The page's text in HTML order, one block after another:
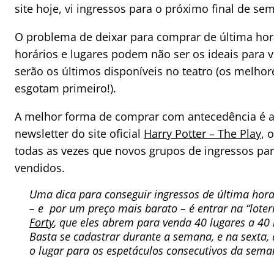
site hoje, vi ingressos para o próximo final de
O problema de deixar para comprar de última
horários e lugares podem não ser os ideais para
serão os últimos disponíveis no teatro (os
esgotam primeiro!).
A melhor forma de comprar com antecedência é
newsletter do site oficial Harry Potter – The Play,
todas as vezes que novos grupos de ingressos
vendidos.
Uma dica para conseguir ingressos de última
– e por um preço mais barato – é entrar na
Forty, que eles abrem para venda 40 lugares a
Basta se cadastrar durante a semana, e na
o lugar para os espetáculos consecutivos da